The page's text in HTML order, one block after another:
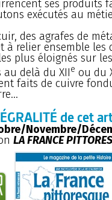
ses produits
exécutés au
des agrafes de
à relier ensemble les
plus éloignés sur
delà du XIIe ou du
faits de cuivre
de cet
Novembre/
LA FRANCE